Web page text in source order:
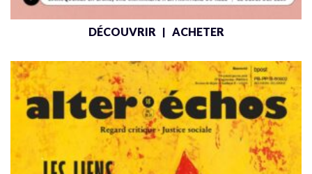
DÉCOUVRIR ACHETER